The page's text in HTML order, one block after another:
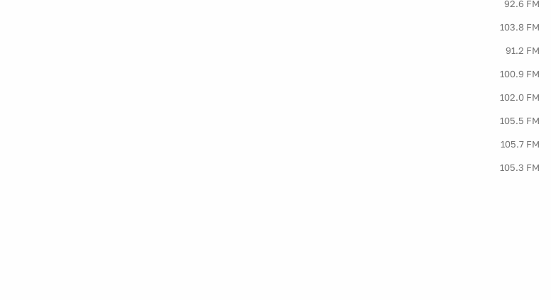
92.6 FM
103.8 FM
91.2 FM
100.9 FM
102.0 FM
105.5 FM
105.7 FM
105.3 FM